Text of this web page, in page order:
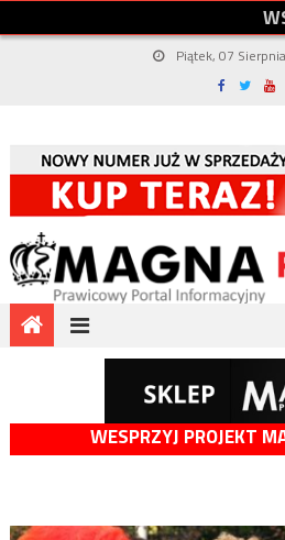
W
Piątek, 07
WESPRZYJ PROJEKT